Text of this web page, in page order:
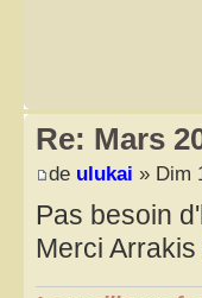
Re: Mars
de ulukai » Dim
Pas besoin
Merci Arrakis